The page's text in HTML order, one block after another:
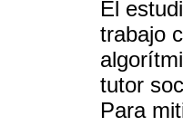
El
trabajo
tutor
Para